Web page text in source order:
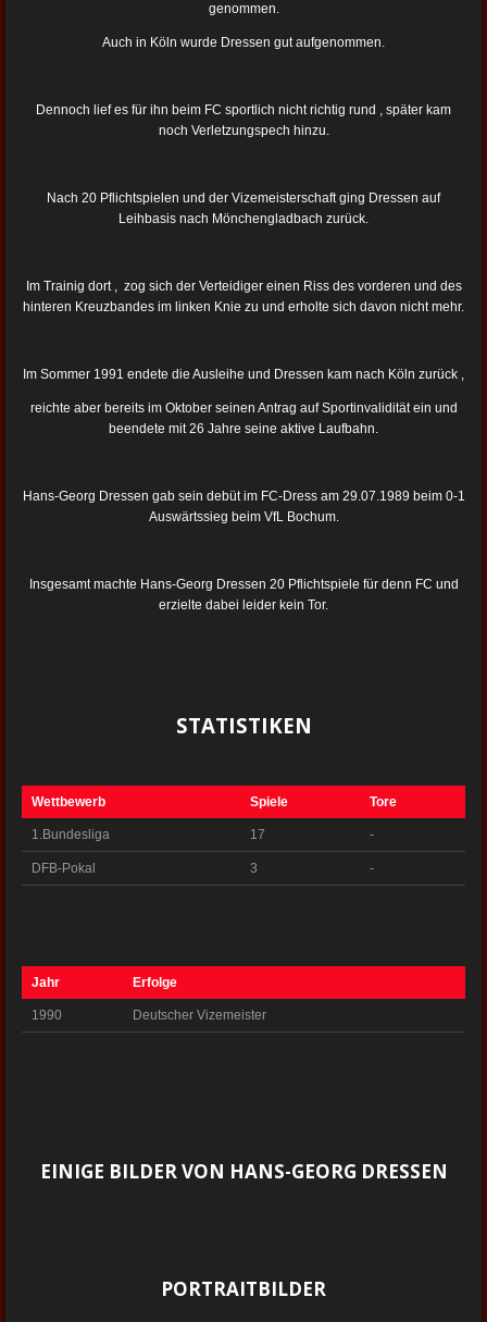
genommen.
Auch in Köln wurde Dressen gut aufgenommen.
Dennoch lief es für ihn beim FC sportlich nicht richtig rund , später kam
noch Verletzungspech hinzu.
Nach 20 Pflichtspielen und der Vizemeisterschaft ging Dressen auf
Leihbasis nach Mönchengladbach zurück.
Im Trainig dort , zog sich der Verteidiger einen Riss des vorderen und des
hinteren Kreuzbandes im linken Knie zu und erholte sich davon nicht mehr.
Im Sommer 1991 endete die Ausleihe und Dressen kam nach Köln zurück ,
reichte aber bereits im Oktober seinen Antrag auf Sportinvalidität ein und
beendete mit 26 Jahre seine aktive Laufbahn.
Hans-Georg Dressen gab sein debüt im FC-Dress am 29.07.1989 beim 0-1
Auswärtssieg beim VfL Bochum.
Insgesamt machte Hans-Georg Dressen 20 Pflichtspiele für denn FC und
erzielte dabei leider kein Tor.
STATISTIKEN
Wettbewerb Spiele Tore
1.Bundesliga 17 -
DFB-Pokal 3 -
Jahr Erfolge
1990 Deutscher Vizemeister
EINIGE BILDER VON HANS-GEORG DRESSEN
PORTRAITBILDER